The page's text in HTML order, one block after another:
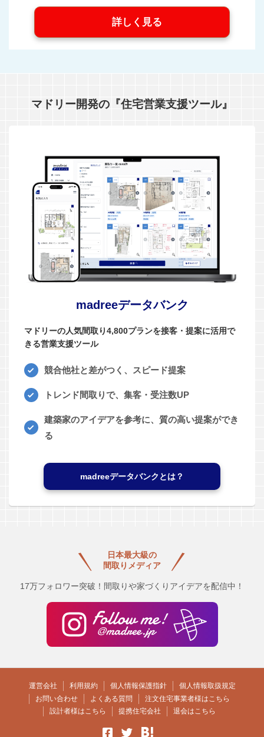
詳しく見る
マドリー開発の『住宅営業支援ツール』
madreeデータバンク
マドリーの人気間取り4,800プランを接客・提案に活用で
きる営業支援ツール
競合他社と差がつく、スピード提案
トレンド間取りで、集客・受注数UP
建築家のアイデアを参考に、質の高い提案ができ
る
madreeデータバンクとは？
日本最大級の
間取りメディア
17万フォロワー突破！間取りや家づくりアイデアを配信中！
運営会社 利用規約 個人情報保護指針
個人情報取扱規定
お問い合わせ
よくある質問
注文住宅事業者様はこちら
設計者様はこちら
提携住宅会社 退会はこちら